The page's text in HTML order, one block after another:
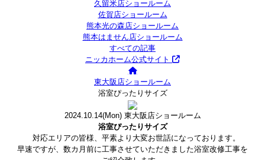
久留米店ショールーム
佐賀店ショールーム
熊本光の森店ショールーム
熊本はません店ショールーム
すべての記事
ニッカホーム公式サイト
東大阪店ショールーム
浴室ぴったりサイズ
2024.10.14(Mon)東大阪店ショールーム
浴室ぴったりサイズ
対応エリアの皆様、平素より大変お世話になっております。
早速ですが、数カ月前に工事させていただきました浴室改修工事を